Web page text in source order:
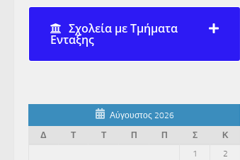
Σχολεία με Τμήματα
Ενταξης
Αύγουστος 2026
Δ
Τ Τ Π Π Σ
Κ
1
2